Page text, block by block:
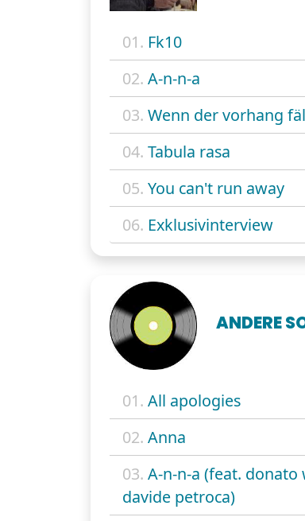
01. Fk10
02. A-n-n-a
03. Wenn der vorhang
04. Tabula rasa
05. You can't run away
06. Exklusivinterview
ANDERE
01. All apologies
02. Anna
03. A-n-n-a (feat.
davide petroca)